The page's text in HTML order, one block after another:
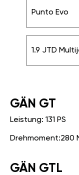
Punto Evo
1.9 JTD
GÄN GT
Leistung: 131 PS
Drehmoment:280
GÄN GTL